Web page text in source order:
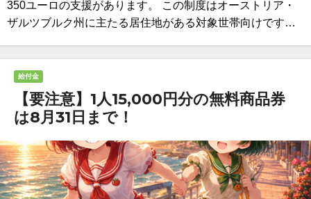
350ユーロの支援があります。 この制度はオーストリア・
ザルツブルク州に主たる居住地がある対象世帯向けです…
給付金
【要注意】1人15,000円分の無料商品券
は8月31日まで！